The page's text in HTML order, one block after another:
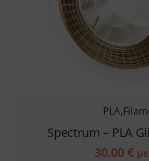
PLA,
Spectrum – PLA
30.00€